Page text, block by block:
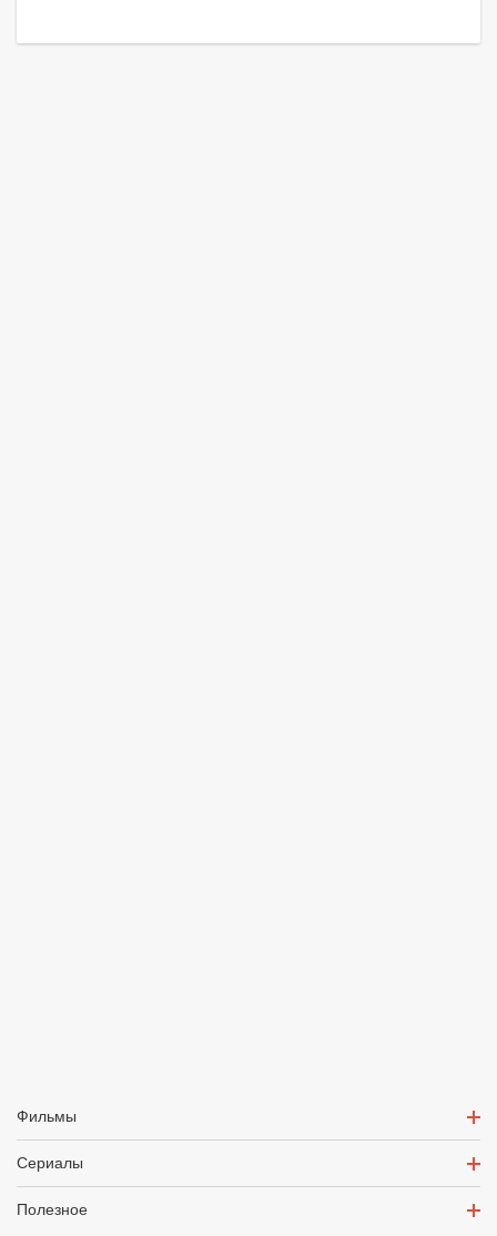
Фильмы
Сериалы
Полезное